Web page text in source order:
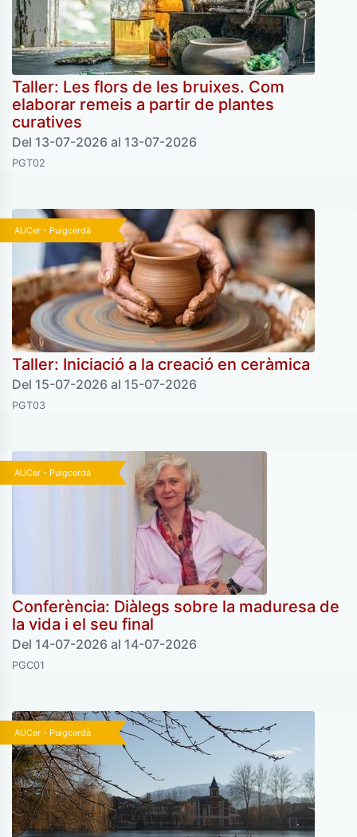
Taller: Les flors de les bruixes. Com
elaborar remeis a partir de plantes
curatives
Del 13-07-2026 al 13-07-2026
PGT02
AUCer - Puigcerdà
Taller: Iniciació a la creació en ceràmica
Del 15-07-2026 al 15-07-2026
PGT03
AUCer - Puigcerdà
Conferència: Diàlegs sobre la maduresa de
la vida i el seu final
Del 14-07-2026 al 14-07-2026
PGC01
AUCer - Puigcerdà